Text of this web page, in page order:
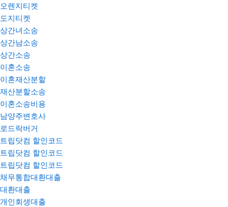
오렌지티켓
도지티켓
상간녀소송
상간남소송
상간소송
이혼소송
이혼재산분할
재산분할소송
이혼소송비용
남양주변호사
로드락버거
트립닷컴 할인코드
트립닷컴 할인코드
트립닷컴 할인코드
채무통합대환대출
대환대출
개인회생대출